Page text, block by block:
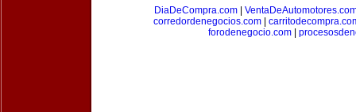
DiaDeCompra.com|
corredordenegocios.com
forodenegocio.com